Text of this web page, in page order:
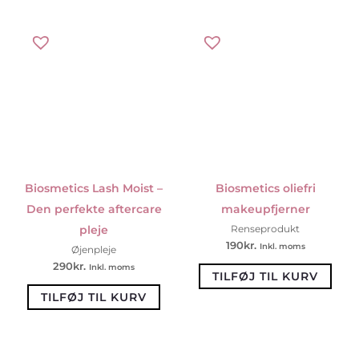
Biosmetics Lash Moist –
Den perfekte aftercare
pleje
Øjenpleje
290kr. Inkl. moms
TILFØJ TIL KURV
Biosmetics oliefri
makeupfjerner
Renseprodukt
190kr. Inkl. moms
TILFØJ TIL KURV